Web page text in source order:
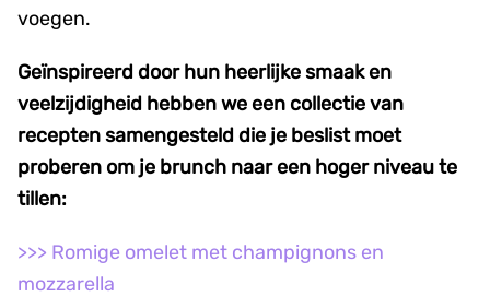
voegen.
Geïnspireerd door hun heerlijke smaak en
veelzijdigheid hebben we een collectie van
recepten samengesteld die je beslist moet
proberen om je brunch naar een hoger niveau te
tillen:
>>> Romige omelet met champignons en
mozzarella